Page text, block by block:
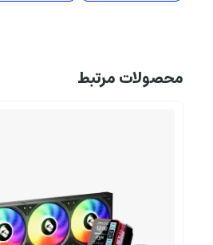
محصولات مرتبط